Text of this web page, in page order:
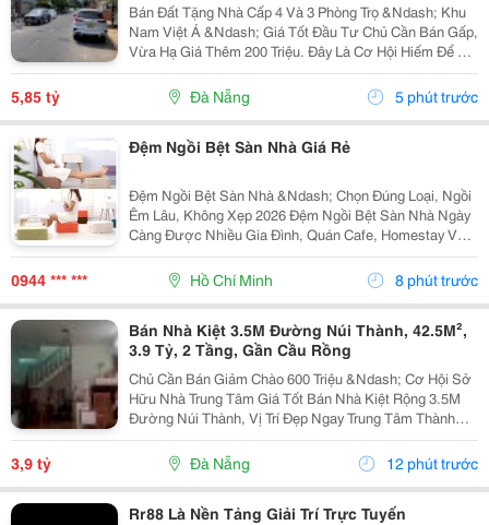
Bán Đất Tặng Nhà Cấp 4 Và 3 Phòng Trọ &Ndash; Khu
Nam Việt Á &Ndash; Giá Tốt Đầu Tư Chủ Cần Bán Gấp,
Vừa Hạ Giá Thêm 200 Triệu. Đây Là Cơ Hội Hiếm Để Sở
Hữu Lô Đất Đẹp Tại Đường Nguyễn Đình Chiểu, Khu
Nam Việt Á &Ndash; Một Trong Những Khu Vực Có...
5,85 tỷ Đà Nẵng 5 phút trước
Đệm Ngồi Bệt Sàn Nhà Giá Rẻ
Đệm Ngồi Bệt Sàn Nhà &Ndash; Chọn Đúng Loại, Ngồi
Êm Lâu, Không Xẹp 2026 Đệm Ngồi Bệt Sàn Nhà Ngày
Càng Được Nhiều Gia Đình, Quán Cafe, Homestay Và
Không Gian Thư Giãn Lựa Chọn Nhờ Sự Tiện Lợi, Gọn
Gàng Và Tạo Cảm Giác Ngồi Thoải Mái. Tuy Nhiên Để...
0944 *** *** Hồ Chí Minh 8 phút trước
Bán Nhà Kiệt 3.5M Đường Núi Thành, 42.5M²,
3.9 Tỷ, 2 Tầng, Gần Cầu Rồng
Chủ Cần Bán Giảm Chào 600 Triệu &Ndash; Cơ Hội Sở
Hữu Nhà Trung Tâm Giá Tốt Bán Nhà Kiệt Rộng 3.5M
Đường Núi Thành, Vị Trí Đẹp Ngay Trung Tâm Thành
Phố, Thuận Tiện An Cư Hoặc Đầu Tư Sinh Lời. Thông
Tin Chi Tiết: Diện Tích: 42.5M&Sup2; (Ngang 4M,...
3,9 tỷ Đà Nẵng 12 phút trước
Rr88 Là Nền Tảng Giải Trí Trực Tuyến